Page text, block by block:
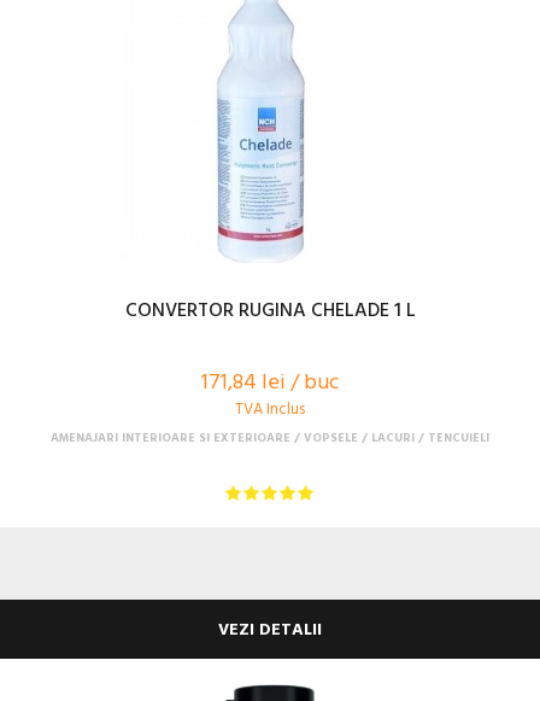
CONVERTOR RUGINA CHELADE 1 L
171,84 lei / buc
TVA Inclus
AMENAJARI INTERIOARE SI EXTERIOARE VOPSELE / LACURI / TENCUIELI
VEZI DETALII